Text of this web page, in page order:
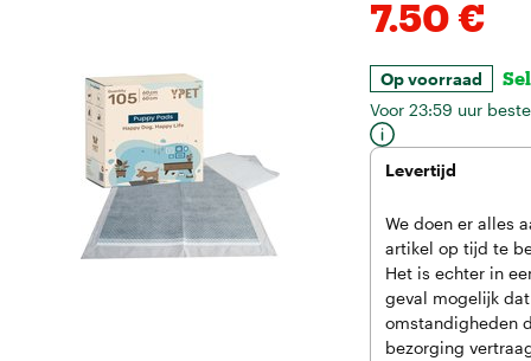
7.50 €
Op voorraad
Voor 23:59 uur
Levertijd
We doen er alles
artikel op tijd te
Het is echter in
geval mogelijk
omstandigheden
bezorging
Verkoop door
In
Inclusief
door
Ophalen bij een